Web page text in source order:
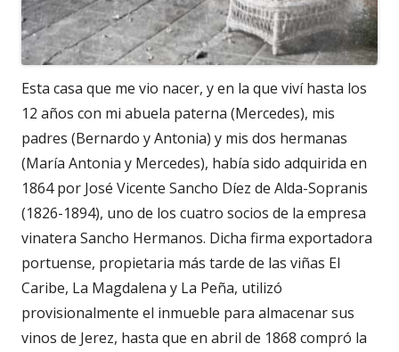
Esta casa que me vio nacer, y en la que viví hasta los
12 años con mi abuela paterna (Mercedes), mis
padres (Bernardo y Antonia) y mis dos hermanas
(María Antonia y Mercedes), había sido adquirida en
1864 por José Vicente Sancho Díez de Alda-Sopranis
(1826-1894), uno de los cuatro socios de la empresa
vinatera Sancho Hermanos. Dicha firma exportadora
portuense, propietaria más tarde de las viñas El
Caribe, La Magdalena y La Peña, utilizó
provisionalmente el inmueble para almacenar sus
vinos de Jerez, hasta que en abril de 1868 compró la